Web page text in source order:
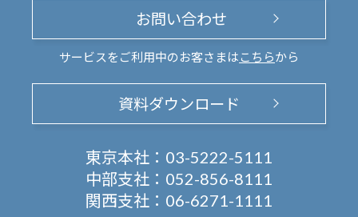
お問い合わせ
サービスをご利用中のお客さまは こちらから
資料ダウンロード
東京本社： 03-5222-5111
中部支社： 052-856-8111
関西支社： 06-6271-1111